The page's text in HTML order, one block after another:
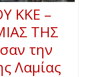
ΚΚΕ –
ΤΗΣ
την
Λαμίας